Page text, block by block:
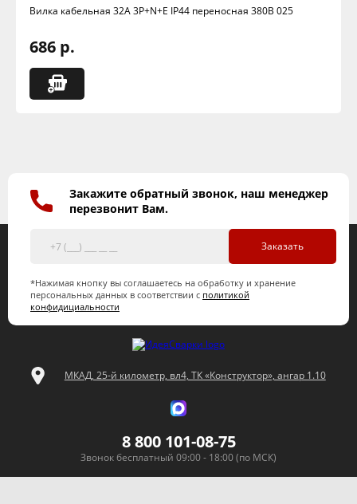
Вилка кабельная 32А 3Р+N+Е IР44 переносная 380В 025
686 р.
Закажите обратный звонок, наш менеджер
перезвонит Вам.
Заказать
*Нажимая кнопку вы соглашаетесь на обработку и хранение
персональных данных в соответствии с политикой
конфидициальности
МКАД, 25-й километр, вл4, ТК «Конструктор», ангар 1.10
8 800 101-08-75
Звонок бесплатный 09:00 - 18:00 (по МСК)